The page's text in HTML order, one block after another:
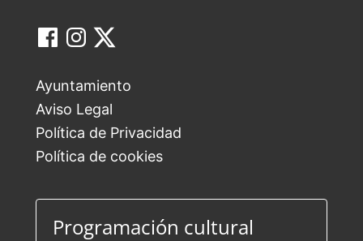
Ayuntamiento
Aviso Legal
Política de Privacidad
Política de cookies
Programación cultural